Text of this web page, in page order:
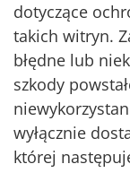
dotyczące
takich witryn.
błędne lub
szkody
wyłącznie
której